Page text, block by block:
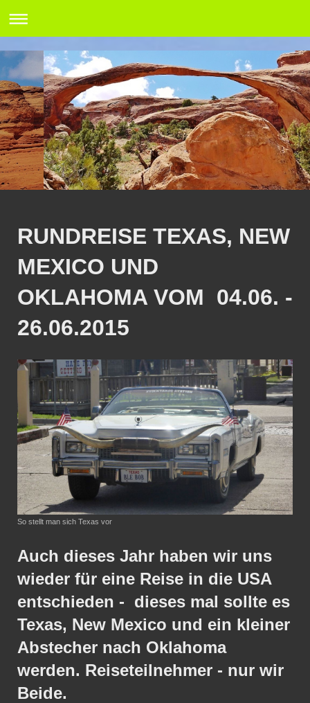
RUNDREISE TEXAS, NEW
MEXICO UND
OKLAHOMA VOM 04.06. -
26.06.2015
So stellt man sich Texas vor
Auch dieses Jahr haben wir uns
wieder für eine Reise in die USA
entschieden - dieses mal sollte es
Texas, New Mexico und ein kleiner
Abstecher nach Oklahoma
werden. Reiseteilnehmer - nur wir
Beide.